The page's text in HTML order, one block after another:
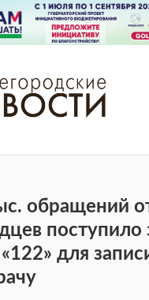
обращений
поступило
для